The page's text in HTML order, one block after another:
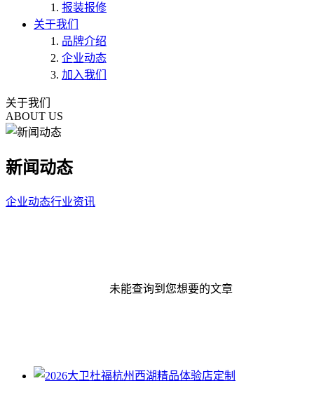
报装报修
关于我们
品牌介绍
企业动态
加入我们
关于我们
ABOUT US
新闻动态
企业动态行业资讯
未能查询到您想要的文章